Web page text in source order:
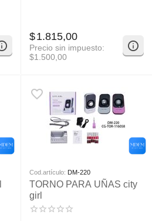
$1.815,00
Precio sin impuesto:
$1.500,00
Cod.artículo: DM-220
TORNO PARA UÑAS city
girl